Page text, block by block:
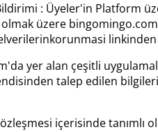
: Üyeler'in Platform
üzere
yer alan çeşitli
talep edilen
içerisinde